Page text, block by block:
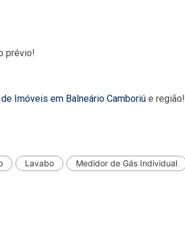
prévio!
Imóveis em Balneário Camboriú e região!
Lavabo Medidor de Gás Individual